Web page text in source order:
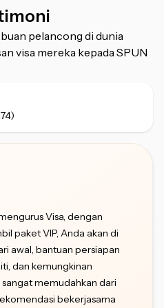
pelancong di dunia
visa mereka kepada SPUN
)
Visa, dengan
paket VIP, Anda akan di
awal, bantuan persiapan
dan kemungkinan
memudahkan dari
bekerjasama